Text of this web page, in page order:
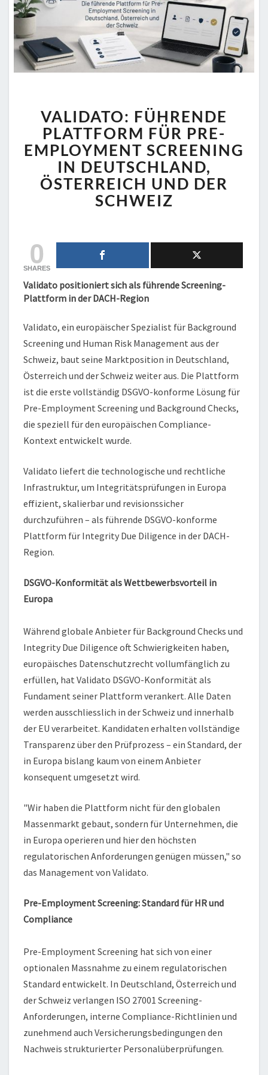
FÜHRENDE
PLATTFORM
FÜR
PRE-
EMPLOYMENT
SCREENING
IN
DEUTSCHLAND,
VALIDATO: FÜHRENDE
PLATTFORM FÜR PRE-
EMPLOYMENT SCREENING
IN DEUTSCHLAND,
ÖSTERREICH UND DER
SCHWEIZ
0
SHARES
Validato positioniert sich als führende Screening-
Plattform in der DACH-Region
Validato, ein europäischer Spezialist für Background
Screening und Human Risk Management aus der
Schweiz, baut seine Marktposition in Deutschland,
Österreich und der Schweiz weiter aus. Die Plattform
ist die erste vollständig DSGVO-konforme Lösung für
Pre-Employment Screening und Background Checks,
die speziell für den europäischen Compliance-
Kontext entwickelt wurde.
Validato liefert die technologische und rechtliche
Infrastruktur, um Integritätsprüfungen in Europa
effizient, skalierbar und revisionssicher
durchzuführen – als führende DSGVO-konforme
Plattform für Integrity Due Diligence in der DACH-
Region.
DSGVO-Konformität als Wettbewerbsvorteil in
Europa
Während globale Anbieter für Background Checks und
Integrity Due Diligence oft Schwierigkeiten haben,
europäisches Datenschutzrecht vollumfänglich zu
erfüllen, hat Validato DSGVO-Konformität als
Fundament seiner Plattform verankert. Alle Daten
werden ausschliesslich in der Schweiz und innerhalb
der EU verarbeitet. Kandidaten erhalten vollständige
Transparenz über den Prüfprozess – ein Standard, der
in Europa bislang kaum von einem Anbieter
konsequent umgesetzt wird.
"Wir haben die Plattform nicht für den globalen
Massenmarkt gebaut, sondern für Unternehmen, die
in Europa operieren und hier den höchsten
regulatorischen Anforderungen genügen müssen," so
das Management von Validato.
Pre-Employment Screening: Standard für HR und
Compliance
Pre-Employment Screening hat sich von einer
optionalen Massnahme zu einem regulatorischen
Standard entwickelt. In Deutschland, Österreich und
der Schweiz verlangen ISO 27001 Screening-
Anforderungen, interne Compliance-Richtlinien und
zunehmend auch Versicherungsbedingungen den
Nachweis strukturierter Personalüberprüfungen.